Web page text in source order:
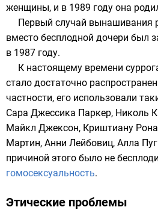
женщины, и в 1989 году она
Первый случай вынашивания
вместо бесплодной дочери был
в 1987 году.
К настоящему времени
стало достаточно
частности, его использовали
Сара Джессика Паркер, Николь
Майкл Джексон, Криштиану
Мартин, Анни Лейбовиц, Алла
причиной этого было не
гомосексуальность.
Этические проблемы